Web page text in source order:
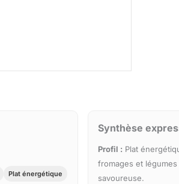
Plat énergétique
Synthèse
Profil : Plat
fromages et
savoureuse.